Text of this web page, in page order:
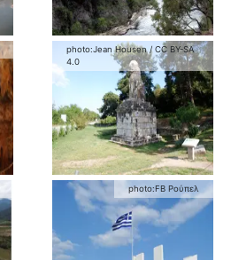
photo:Jean Housen / CC BY-SA
4.0
photo:FB Ρούπελ